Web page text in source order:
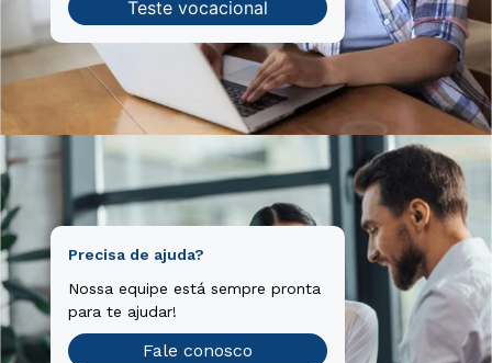
Teste vocacional
Precisa de ajuda?
Nossa equipe está sempre pronta
para te ajudar!
Fale conosco